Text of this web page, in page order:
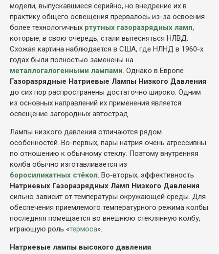
модели, выпускавшиеся серийно, но внедрение их в
практику общего освещения прервалось из-за освоения
более технологичных ртутных газоразрядных ламп,
которые, в свою очередь, стали вытесняться НЛВД.
Схожая картина наблюдается в США, где НЛНД в 1960-х
годах были полностью заменены на
металлогалогенными лампами. Однако в Европе
Газоразрядные Натриевые Лампы Низкого Давления
до сих пор распространены достаточно широко. Одним
из основных направлений их применения является
освещение загородных автострад.
Лампы низкого давления отличаются рядом
особенностей. Во-первых, пары натрия очень агрессивны
по отношению к обычному стеклу. Поэтому внутренняя
колба обычно изготавливается из
боросиликатных стёкол. Во-вторых, эффективность
Натриевых Газоразрядных Ламп Низкого Давления
сильно зависит от температуры окружающей среды. Для
обеспечения приемлемого температурного режима колбы
последняя помещается во внешнюю стеклянную колбу,
играющую роль «термоса».
Натриевые лампы высокого давления